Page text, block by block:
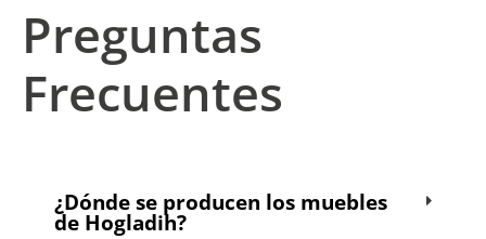
Preguntas
Frecuentes
¿Dónde se producen los muebles
de Hogladih?